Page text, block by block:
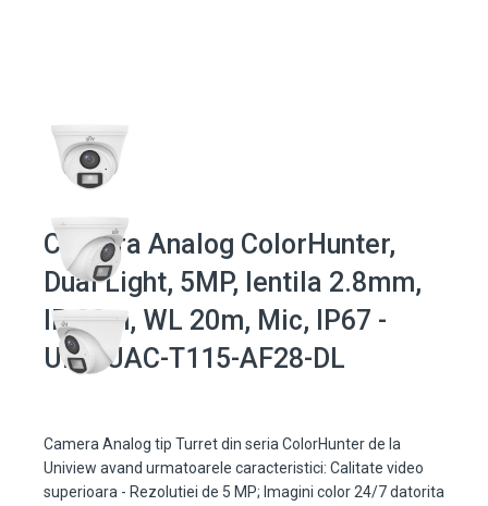
Camera Analog ColorHunter,
Dual Light, 5MP, lentila 2.8mm,
IR 20m, WL 20m, Mic, IP67 -
UNV UAC-T115-AF28-DL
Camera Analog tip Turret din seria ColorHunter de la
Uniview avand urmatoarele caracteristici: Calitate video
superioara - Rezolutiei de 5 MP; Imagini color 24/7 datorita